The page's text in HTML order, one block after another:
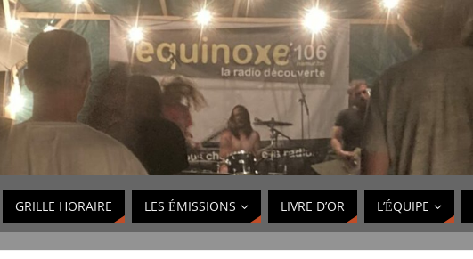
GRILLE HORAIRE LES ÉMISSIONS LIVRE D’OR L’ÉQUIPE